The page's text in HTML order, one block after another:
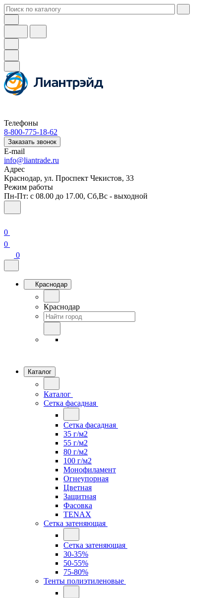
Телефоны
8-800-775-18-62
Заказать звонок
E-mail
info@liantrade.ru
Адрес
Краснодар, ул. Проспект Чекистов, 33
Режим работы
Пн-Пт: c 08.00 до 17.00, Cб,Вс - выходной
0
0
0
Краснодар
Краснодар
Каталог
Каталог
Сетка фасадная
Сетка фасадная
35 г/м2
55 г/м2
80 г/м2
100 г/м2
Монофиламент
Огнеупорная
Цветная
Защитная
Фасовка
TENAX
Сетка затеняющая
Сетка затеняющая
30-35%
50-55%
75-80%
Тенты полиэтиленовые